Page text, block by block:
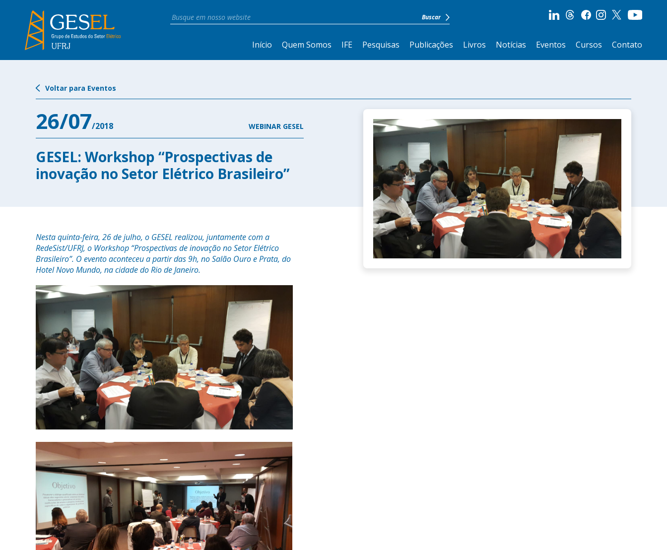
Início Quem Somos IFE Pesquisas Publicações Livros Notícias Eventos Cursos Contato
Voltar para Eventos
26/07/2018 WEBINAR GESEL
GESEL: Workshop “Prospectivas de
inovação no Setor Elétrico Brasileiro”
Nesta quinta-feira, 26 de julho, o GESEL realizou, juntamente com a
RedeSist/UFRJ, o Workshop “Prospectivas de inovação no Setor Elétrico
Brasileiro”. O evento aconteceu a partir das 9h, no Salão Ouro e Prata, do
Hotel Novo Mundo, na cidade do Rio de Janeiro.